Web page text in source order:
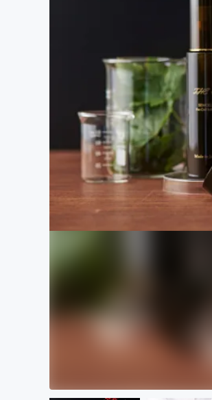
ビジネス・起業
まちづくり・地域